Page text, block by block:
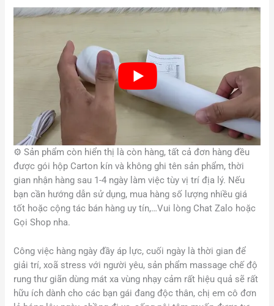
⚙️Sản phẩm còn hiển thị là còn hàng, tất cả đơn hàng đều
được gói hộp Carton kín và không ghi tên sản phẩm, thời
gian nhận hàng sau 1-4 ngày làm việc tùy vị trí địa lý. Nếu
bạn cần hướng dẫn sử dụng, mua hàng số lượng nhiều giá
tốt hoặc cộng tác bán hàng uy tín,…Vui lòng Chat Zalo hoặc
Gọi Shop nha.
Công việc hàng ngày đầy áp lực, cuối ngày là thời gian để
giải trí, xoã stress với người yêu, sản phẩm massage chế độ
rung thư giãn dùng mát xa vùng nhạy cảm rất hiệu quả sẽ rất
hữu ích dành cho các bạn gái đang độc thân, chị em cô đơn